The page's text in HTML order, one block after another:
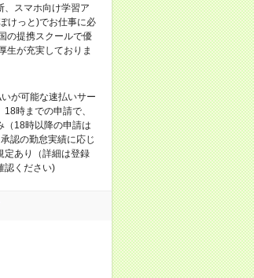
、スマホ向け学習ア
けっと)でお仕事に必
の提携スクールで優
生が充実しておりま
が可能な速払いサー
時までの申請で、
（18時以降の申請は
認の勤怠実績に応じ
あり（詳細は登録
認ください)